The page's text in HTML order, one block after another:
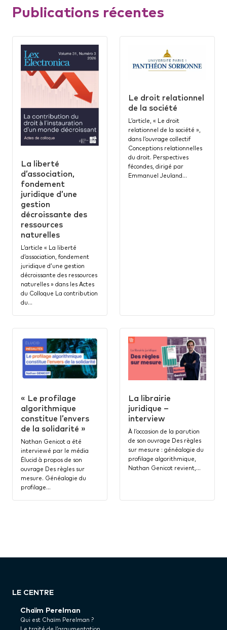
Publications récentes
La liberté
d’association,
fondement
juridique d’une
gestion
décroissante des
ressources
naturelles
L’article « La liberté
d’association, fondement
juridique d’une gestion
décroissante des ressources
naturelles » dans les Actes
du Colloque La contribution
du…
Le droit relationnel
de la société
L’article, « Le droit
relationnel de la société »,
dans l’ouvrage collectif
Conceptions relationnelles
du droit. Perspectives
fécondes, dirigé par
Emmanuel Jeuland…
« Le profilage
algorithmique
constitue l’envers
de la solidarité »
Nathan Genicot a été
interviewé par le média
Élucid à propos de son
ouvrage Des règles sur
mesure. Généalogie du
profilage…
La librairie
juridique –
interview
À l’occasion de la parution
de son ouvrage Des règles
sur mesure : généalogie du
profilage algorithmique,
Nathan Genicot revient,…
LE CENTRE
Chaïm Perelman
Qui est Chaïm Perelman ?